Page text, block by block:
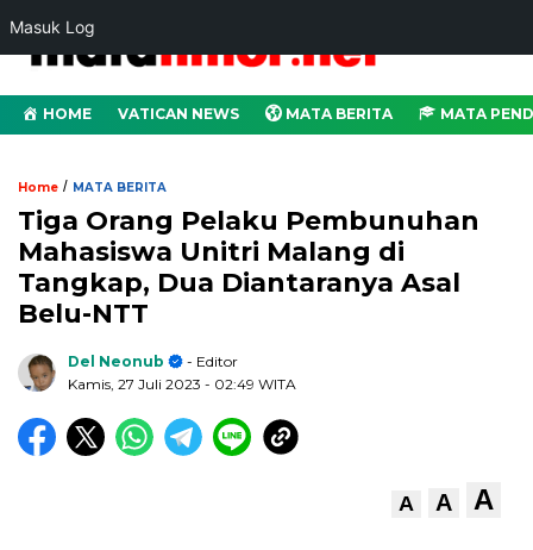
Masuk Log
HOME VATICAN NEWS MATA BERITA MATA
Home / MATA BERITA
Tiga Orang Pelaku Pembunuhan
Mahasiswa Unitri Malang di
Tangkap, Dua Diantaranya Asal
Belu-NTT
Del Neonub
- Editor
Kamis, 27 Juli 2023 - 02:49 WITA
A A A